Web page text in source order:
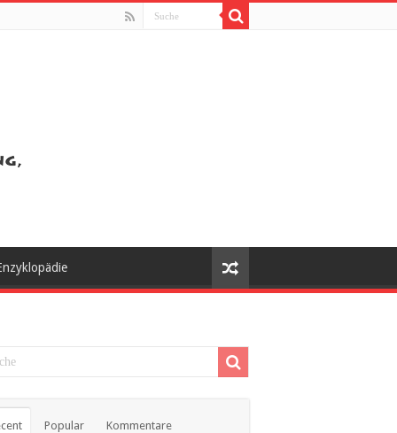
Popular Kommentare